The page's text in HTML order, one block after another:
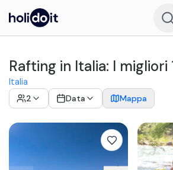
Rafting in Italia: I migliori
Italia
2
Data Mappa